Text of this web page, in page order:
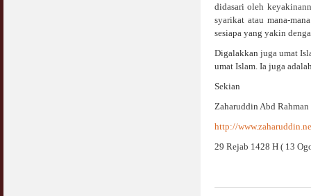
didasari oleh
syarikat atau mana-
sesiapa yang yakin
Digalakkan juga umat
umat Islam. Ia juga
Sekian
Zaharuddin Abd Rahman
http://
29 Rejab 1428 H ( 13